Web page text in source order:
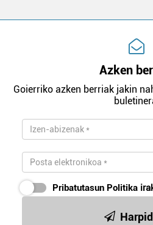
Azken
Goierriko azken berriak jakin
Pribatutasun Politika